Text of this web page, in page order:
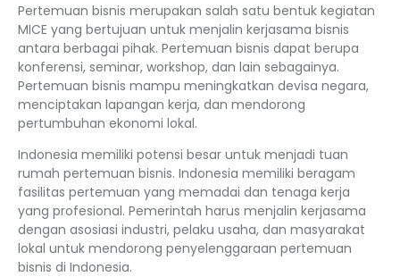
Pertemuan bisnis merupakan salah satu bentuk kegiatan
MICE yang bertujuan untuk menjalin kerjasama bisnis
antara berbagai pihak. Pertemuan bisnis dapat berupa
konferensi, seminar, workshop, dan lain sebagainya.
Pertemuan bisnis mampu meningkatkan devisa negara,
menciptakan lapangan kerja, dan mendorong
pertumbuhan ekonomi lokal.
Indonesia memiliki potensi besar untuk menjadi tuan
rumah pertemuan bisnis. Indonesia memiliki beragam
fasilitas pertemuan yang memadai dan tenaga kerja
yang profesional. Pemerintah harus menjalin kerjasama
dengan asosiasi industri, pelaku usaha, dan masyarakat
lokal untuk mendorong penyelenggaraan pertemuan
bisnis di Indonesia.